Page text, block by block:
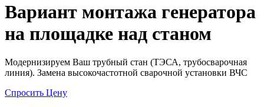
Вариант монтажа генератора
на площадке над станом
Модернизируем Ваш трубный стан (ТЭСА, трубосварочная
линия). Замена высокочастотной сварочной установки ВЧС
Спросить Цену